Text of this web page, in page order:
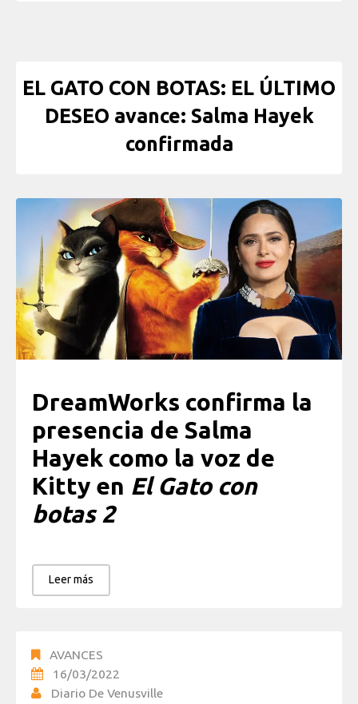
EL GATO CON BOTAS: EL ÚLTIMO
DESEO avance: Salma Hayek
confirmada
DreamWorks confirma la
presencia de Salma
Hayek como la voz de
Kitty en El Gato con
botas 2
Leer más
AVANCES
16/03/2022
Diario De Venusville